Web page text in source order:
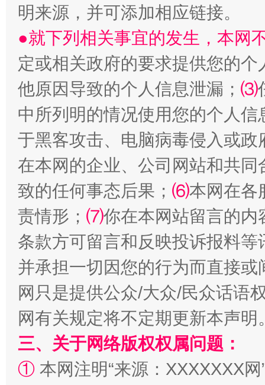
从幼儿园到大学，有这些资助
事关残疾人未来5年
规模最大的光氢储一体化项目
明来源，并可添加相应链接。
●就下列相关事宜的发生，本网
定或相关政府的要求提供您的个
他原因导致的个人信息泄漏； ⑶
中所列明的情况使用您的个人
于黑客攻击、电脑病毒侵入或
在本网的企业、公司网站和共
致的任何事态后果； ⑹本网在各
责情形； ⑺你在本网站留言的内
条款方可留言和反映投诉报料
并承担一切因您的行为而直接
网只是提供公众/大众/民众话语
网有关规定将不定期更新本声明
三、关于网络版权权属问题：
① 本网注明“来源：XXXXXXX